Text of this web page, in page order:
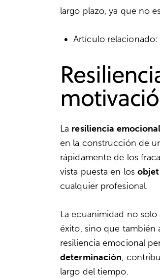
largo plazo, ya que no
Artículo relacionado:
La resiliencia emocional
en la construcción de
rápidamente de los
vista puesta en los
cualquier profesional.
La ecuanimidad no
éxito, sino que también
resiliencia emocional
determinación,
largo del tiempo.